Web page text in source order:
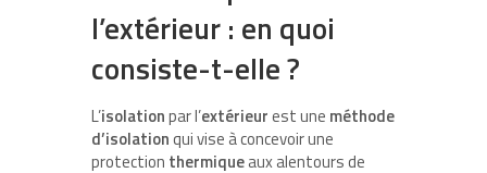
l’extérieur : en quoi
consiste-t-elle ?
L’isolationpar l’extérieurest une méthode
d’isolationqui vise à concevoir une
protection thermiqueaux alentours de